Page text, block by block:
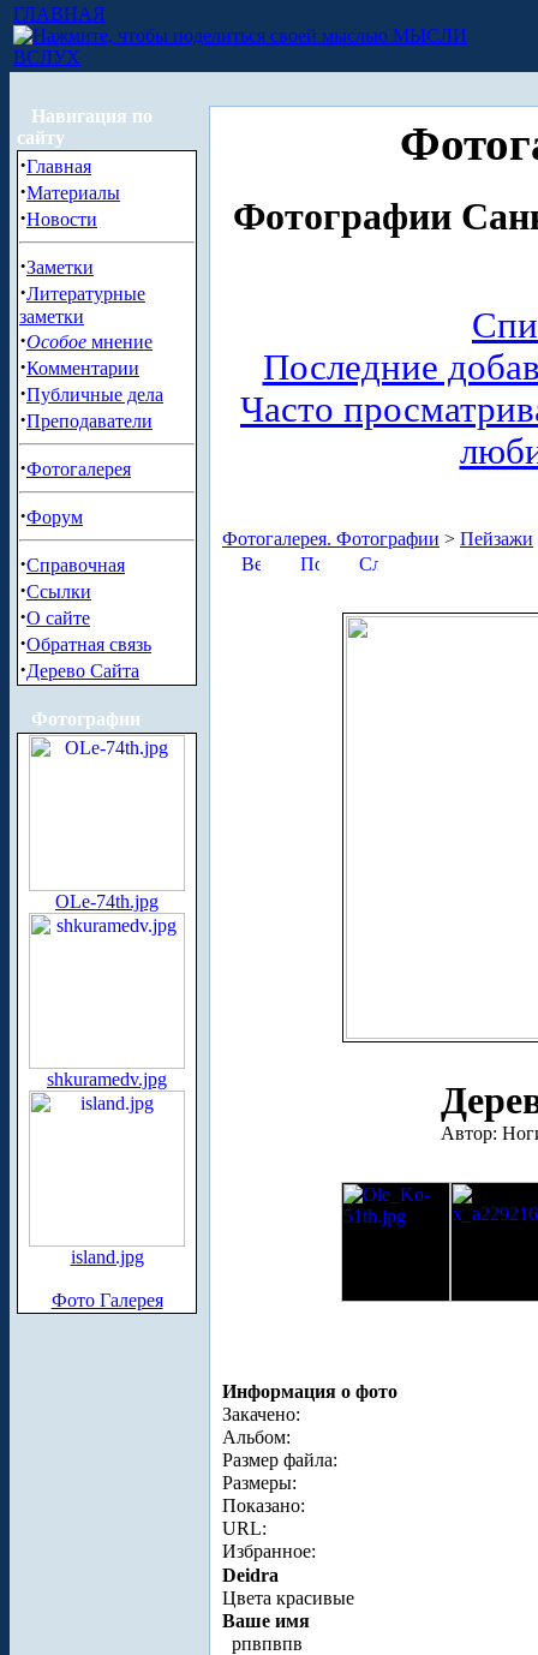
ГЛАВНАЯ
МЫСЛИ
ВСЛУХ
Навигация по
сайту
·Главная
·Материалы
·Новости
·Заметки
·Литературные
заметки
·Особое мнение
·Комментарии
·Публичные дела
·Преподаватели
·Фотогалерея
·Форум
·Справочная
·Ссылки
·О сайте
·Обратная связь
·Дерево Сайта
Фотографии
OLe-74th.jpg
shkuramedv.jpg
island.jpg
Фото Галерея
Фотографии
Последние
Часто
Фотогалерея. Фотографии > Пейзажи
Автор:
Информация о фото
Закачено:
Альбом:
Размер файла:
Размеры:
Показано:
URL:
Избранное:
Deidra
Цвета красивые
Ваше имя
рпвпвпв